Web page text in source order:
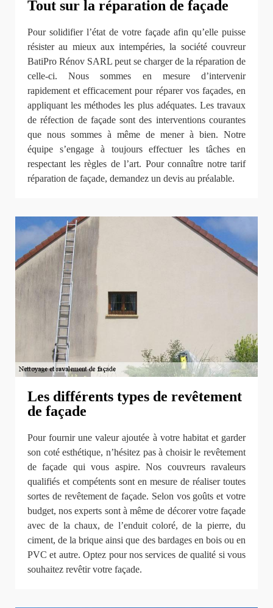
Tout sur la réparation de façade
Pour solidifier l’état de votre façade afin qu’elle puisse
résister au mieux aux intempéries, la société couvreur
BatiPro Rénov SARL peut se charger de la réparation de
celle-ci. Nous sommes en mesure d’intervenir
rapidement et efficacement pour réparer vos façades, en
appliquant les méthodes les plus adéquates. Les travaux
de réfection de façade sont des interventions courantes
que nous sommes à même de mener à bien. Notre
équipe s’engage à toujours effectuer les tâches en
respectant les règles de l’art. Pour connaître notre tarif
réparation de façade, demandez un devis au préalable.
Les différents types de revêtement
de façade
Pour fournir une valeur ajoutée à votre habitat et garder
son coté esthétique, n’hésitez pas à choisir le revêtement
de façade qui vous aspire. Nos couvreurs ravaleurs
qualifiés et compétents sont en mesure de réaliser toutes
sortes de revêtement de façade. Selon vos goûts et votre
budget, nos experts sont à même de décorer votre façade
avec de la chaux, de l’enduit coloré, de la pierre, du
ciment, de la brique ainsi que des bardages en bois ou en
PVC et autre. Optez pour nos services de qualité si vous
souhaitez revêtir votre façade.